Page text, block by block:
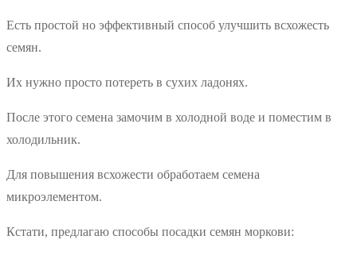
Есть простой но эффективный способ улучшить всхожесть
семян.
Их нужно просто потереть в сухих ладонях.
После этого семена замочим в холодной воде и поместим в
холодильник.
Для повышения всхожести обработаем семена
микроэлементом.
Кстати, предлагаю способы посадки семян моркови: